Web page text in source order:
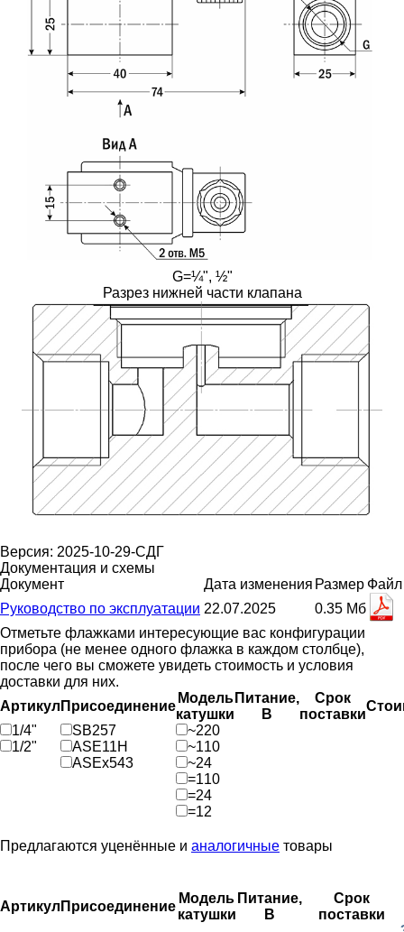
G=¼", ½"
Разрез нижней части клапана
Версия: 2025-10-29-СДГ
Документация и схемы
Документ
Дата изменения Размер Файл
Руководство по эксплуатации 22.07.2025
0.35 Мб
Отметьте флажками интересующие вас конфигурации
прибора (не менее одного флажка в каждом столбце),
после чего вы сможете увидеть стоимость и условия
доставки для них.
Артикул Присоединение
Модель
катушки
Питание,
В
Срок
поставки
1/4"
1/2"
SB257
ASE11H
ASEx543
~220
~110
~24
=110
=24
=12
Предлагаются уценённые и аналогичные товары
Артикул Присоединение
Модель
катушки
Питание,
В
Срок
поставки